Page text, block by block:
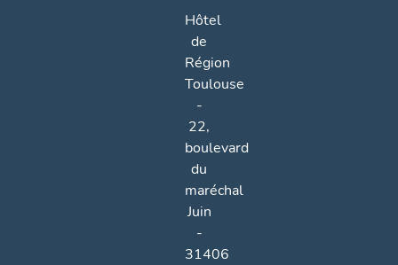
Hôtel
de
Région
Toulouse
-
22,
boulevard
du
maréchal
Juin
-
31406